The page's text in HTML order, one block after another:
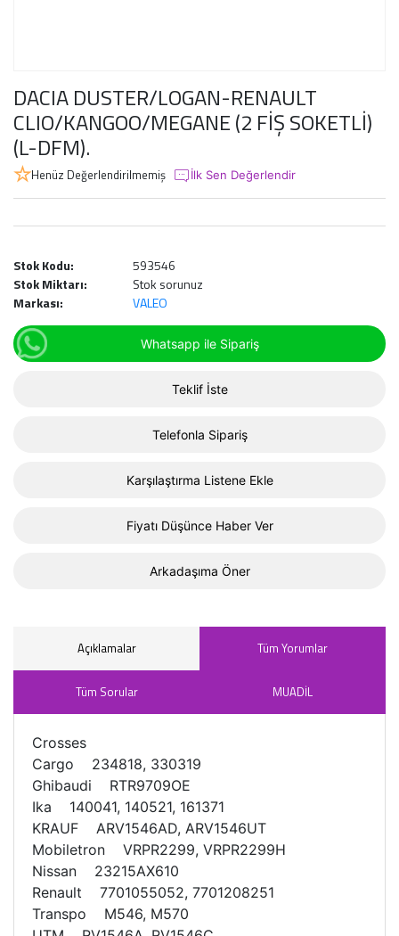
DACIA DUSTER/LOGAN-RENAULT
CLIO/KANGOO/MEGANE (2 FİŞ SOKETLİ)
(L-DFM).
Henüz Değerlendirilmemiş İlk Sen Değerlendir
Stok Kodu:
593546
Stok Miktarı:
Stok sorunuz
Markası:
VALEO
Whatsapp ile Sipariş
Teklif İste
Telefonla Sipariş
Karşılaştırma Listene Ekle
Fiyatı Düşünce Haber Ver
Arkadaşıma Öner
Açıklamalar Tüm Yorumlar
Tüm Sorular MUADİL
Crosses
Cargo 234818, 330319
Ghibaudi RTR9709OE
Ika 140041, 140521, 161371
KRAUF ARV1546AD, ARV1546UT
Mobiletron VRPR2299, VRPR2299H
Nissan 23215AX610
Renault 7701055052, 7701208251
Transpo M546, M570